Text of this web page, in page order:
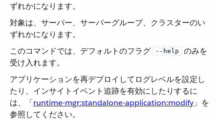
ずれかになります。
対象は、サーバー、サーバーグループ、クラスターのい
ずれかになります。
このコマンドでは、デフォルトのフラグ ​
--help
​ のみを
受け入れます。
アプリケーションを再デプロイしてログレベルを設定し
たり、インサイトイベント追跡を有効にしたりするに
は、「​runtime-mgr:standalone-application:modify ​」を
参照してください。